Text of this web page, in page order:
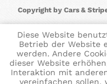
Copyright by Cars &
Diese Website
Betrieb der Website
werden. Andere
dieser Website
Interaktion mit
vereinfachen sollen,